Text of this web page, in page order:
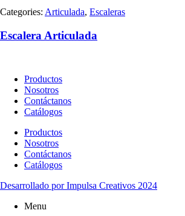
Categories: Articulada, Escaleras
Escalera Articulada
Productos
Nosotros
Contáctanos
Catálogos
Productos
Nosotros
Contáctanos
Catálogos
Desarrollado por Impulsa Creativos 2024
Menu